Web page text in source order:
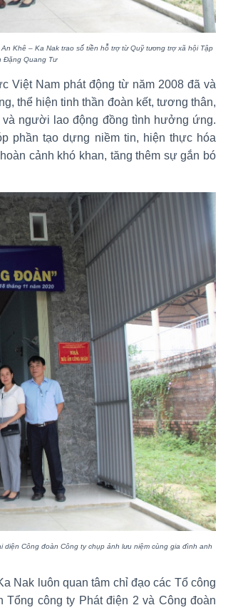
Khê – Ka Nak trao số tiền hỗ trợ từ Quỹ tương trợ xã hội Tập
Đặng Quang Tư
Việt Nam phát động từ năm 2008 đã và
thể hiện tinh thần đoàn kết, tương thân,
người lao động đồng tình hưởng ứng.
phần tạo dựng niềm tin, hiện thực hóa
cảnh khó khan, tăng thêm sự gắn bó
diện Công đoàn Công ty chụp ảnh lưu niệm cùnggia đình anh
Nak luôn quan tâm chỉ đạo các Tổ công
công ty Phát điện 2 và Công đoàn